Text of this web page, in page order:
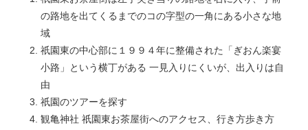
の路地を出てくるまでのコの字型の一角にある小さな地
域
祇園東の中心部に１９９４年に整備された「ぎおん楽宴
小路」という横丁がある 一見入りにくいが、出入りは自
由
祇園のツアーを探す
観亀神社 祇園東お茶屋街へのアクセス、行き方歩き方